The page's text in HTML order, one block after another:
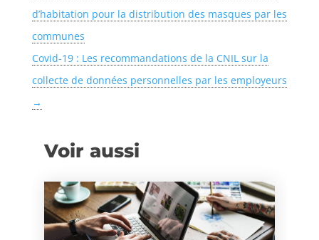
d’habitation pour la distribution des masques par les
communes
Covid-19 : Les recommandations de la CNIL sur la
collecte de données personnelles par les employeurs
→
Voir aussi